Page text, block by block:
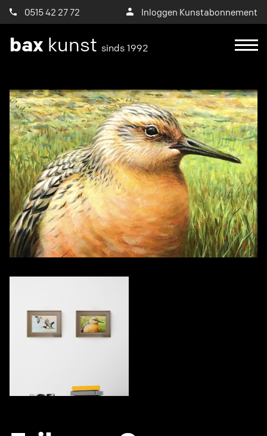
0515 42 27 72 Inloggen Kunstabonnement
bax kunst sinds 1992